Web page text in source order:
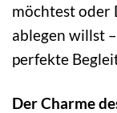
möchtest oder
ablegen willst
perfekte
Der Charme